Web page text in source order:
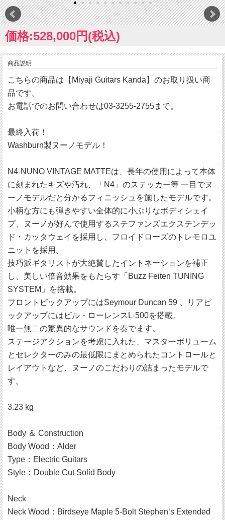
価格:528,000円(税込)
商品説明
こちらの商品は【Miyaji Guitars Kanda】のお取り扱い商
品です。
お電話でのお問い合わせは03-3255-2755まで。
最終入荷！
Washburn製ヌーノモデル！
N4-NUNO VINTAGE MATTEは、長年の使用によって本体
に刻まれたキズや汚れ、「N4」のステッカー等 一目でヌ
ーノモデルだと分かるフィニッシュを施したモデルです。
小柄な方にも弾きやすい全体的に小ぶりなボディシェイ
プ、ヌーノが好んで使用するステファンズエクステンデッ
ド・カッタウェイを採用し、フロイドローズのトレモロユ
ニットを採用。
技巧派ギタリストが大絶賛したイントネーションを補正
し、美しい倍音効果をもたらす「Buzz Feiten TUNING
SYSTEM」を搭載。
フロントピックアップにはSeymour Duncan 59 、リアピ
ックアップにはビル・ローレンスL-500を搭載。
唯一無二の驚異的なサウンドを奏でます。
ステージアクションを考慮に入れた、マスターボリューム
とセレクターのみの最低限にまとめられたコントロールと
レイアウトなど、ヌーノのこだわりの詰まったモデルで
す。
3.23 kg
Body ＆ Construction
Body Wood：Alder
Type：Electric Guitars
Style：Double Cut Solid Body
Neck
Neck Wood：Birdseye Maple 5-Bolt Stephen’s Extended